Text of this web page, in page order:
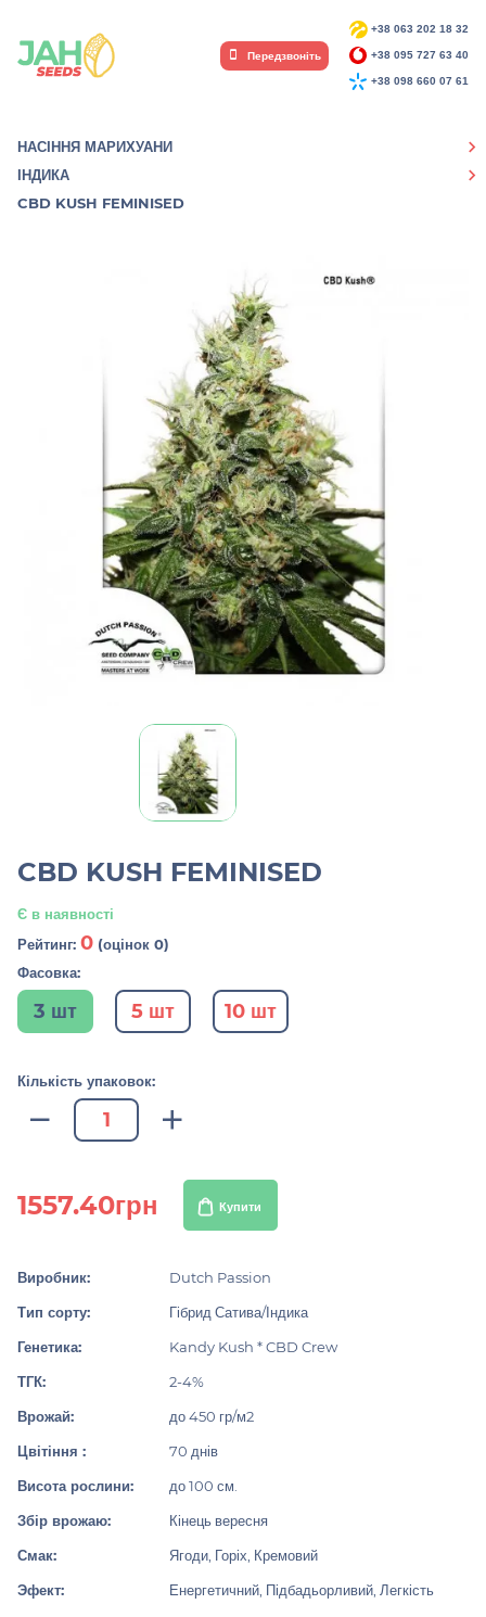
+38 063 202 18 32
+38 095 727 63 40
+38 098 660 07 61
Передзвоніть
НАСІННЯ МАРИХУАНИ
ІНДИКА
CBD KUSH FEMINISED
CBD KUSH FEMINISED
Є в наявності
Рейтинг: 0 (оцінок 0)
Фасовка:
3 шт 5 шт 10 шт
Кількість упаковок:
1557.40грн Купити
Виробник:
Dutch Passion
Тип сорту:
Гібрид Сатива/Індика
Генетика:
Kandy Kush * CBD Crew
ТГК:
2-4%
Врожай:
до 450 гр/м2
Цвітіння :
70 днів
Висота рослини:
до 100 см.
Збір врожаю:
Кінець вересня
Смак:
Ягоди, Горіх, Кремовий
Эфект:
Енергетичний, Підбадьорливий, Легкість